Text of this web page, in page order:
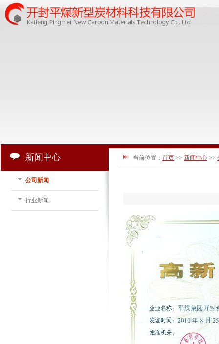
新闻中心
公司新闻
行业新闻
当前位置： 首页 >> 新闻中心 >>